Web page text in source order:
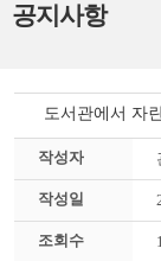
공지사항
도서관에서 자
작성자
작성일
조회수